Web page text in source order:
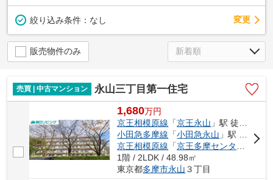
絞り込み条件： なし 変更
販売物件のみ
売買 | 中古マンション 永山三丁目第一住宅
1,680万円
京王相模原線 「京王永山 」駅 徒歩10分
小田急多摩線 「小田急永山 」駅 徒歩10分
京王相模原線 「京王多摩センター
」駅
1階 / 2LDK / 48.98㎡
東京都多摩市永山 ３丁目